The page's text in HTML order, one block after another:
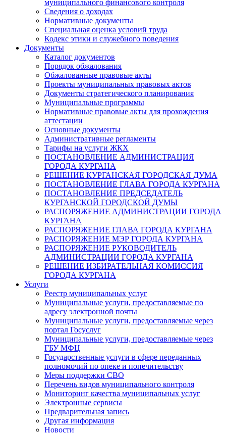
муниципального финансового контроля
Сведения о доходах
Нормативные документы
Специальная оценка условий труда
Кодекс этики и служебного поведения
Документы
Каталог документов
Порядок обжалования
Обжалованные правовые акты
Проекты муниципальных правовых актов
Документы стратегического планирования
Муниципальные программы
Нормативные правовые акты для прохождения
аттестации
Основные документы
Административные регламенты
Тарифы на услуги ЖКХ
ПОСТАНОВЛЕНИЕ АДМИНИСТРАЦИЯ
ГОРОДА КУРГАНА
РЕШЕНИЕ КУРГАНСКАЯ ГОРОДСКАЯ ДУМА
ПОСТАНОВЛЕНИЕ ГЛАВА ГОРОДА КУРГАНА
ПОСТАНОВЛЕНИЕ ПРЕДСЕДАТЕЛЬ
КУРГАНСКОЙ ГОРОДСКОЙ ДУМЫ
РАСПОРЯЖЕНИЕ АДМИНИСТРАЦИИ ГОРОДА
КУРГАНА
РАСПОРЯЖЕНИЕ ГЛАВА ГОРОДА КУРГАНА
РАСПОРЯЖЕНИЕ МЭР ГОРОДА КУРГАНА
РАСПОРЯЖЕНИЕ РУКОВОДИТЕЛЬ
АДМИНИСТРАЦИИ ГОРОДА КУРГАНА
РЕШЕНИЕ ИЗБИРАТЕЛЬНАЯ КОМИССИЯ
ГОРОДА КУРГАНА
Услуги
Реестр муниципальных услуг
Муниципальные услуги, предоставляемые по
адресу электронной почты
Муниципальные услуги, предоставляемые через
портал Госуслуг
Муниципальные услуги, предоставляемые через
ГБУ МФЦ
Государственные услуги в сфере переданных
полномочий по опеке и попечительству
Меры поддержки СВО
Перечень видов муниципального контроля
Мониторинг качества муниципальных услуг
Электронные сервисы
Предварительная запись
Другая информация
Новости